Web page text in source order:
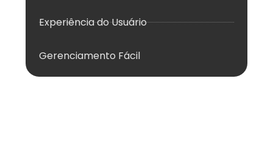
Experiência do Usuário
Gerenciamento Fácil